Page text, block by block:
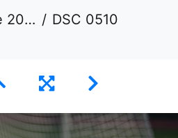
DSC 0510